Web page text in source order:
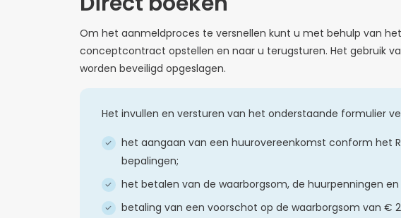
Om het aanmeldproces te versnellen kunt u met behulp van
conceptcontract opstellen en naar u terugsturen. Het gebruik
worden beveiligd opgeslagen.
Het invullen en versturen van het onderstaande formulier
het aangaan van een huurovereenkomst conform het
bepalingen;
het betalen van de waarborgsom, de huurpenningen
betaling van een voorschot op de waarborgsom van €